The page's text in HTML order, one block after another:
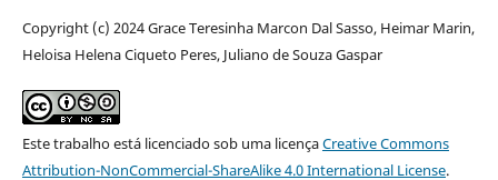
Copyright (c) 2024 Grace Teresinha Marcon Dal Sasso, Heimar Marin,
Heloisa Helena Ciqueto Peres, Juliano de Souza Gaspar
Este trabalho está licenciado sob uma licençaCreative Commons
Attribution-NonCommercial-ShareAlike 4.0 International License.